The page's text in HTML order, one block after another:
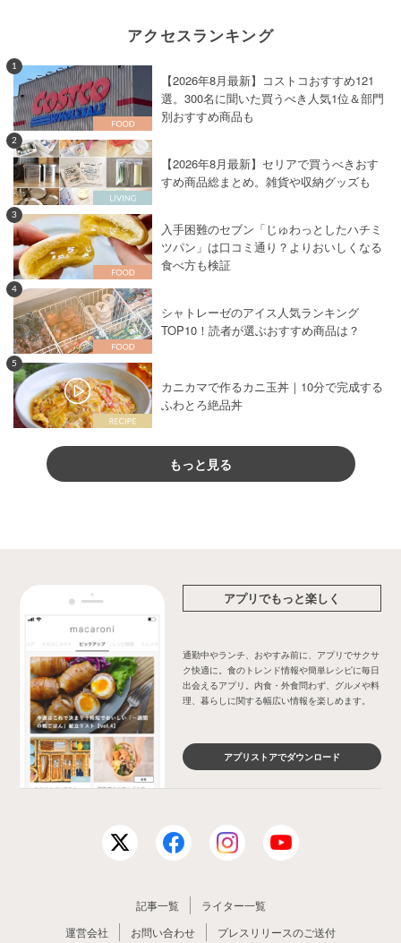
アクセスランキング
1
【2026年8月最新】コストコおすすめ121
選。300名に聞いた買うべき人気1位＆部門
別おすすめ商品も
2
【2026年8月最新】セリアで買うべきおす
すめ商品総まとめ。雑貨や収納グッズも
3
入手困難のセブン「じゅわっとしたハチミ
ツパン」は口コミ通り？よりおいしくなる
食べ方も検証
4
シャトレーゼのアイス人気ランキング
TOP10！読者が選ぶおすすめ商品は？
5
カニカマで作るカニ玉丼｜10分で完成する
ふわとろ絶品丼
もっと見る
アプリでもっと楽しく
通勤中やランチ、おやすみ前に、アプリでサクサ
ク快適に。食のトレンド情報や簡単レシピに毎日
出会えるアプリ。内食・外食問わず、グルメや料
理、暮らしに関する幅広い情報を楽しめます。
アプリストアでダウンロード
記事一覧
ライター一覧
運営会社
お問い合わせ プレスリリースのご送付